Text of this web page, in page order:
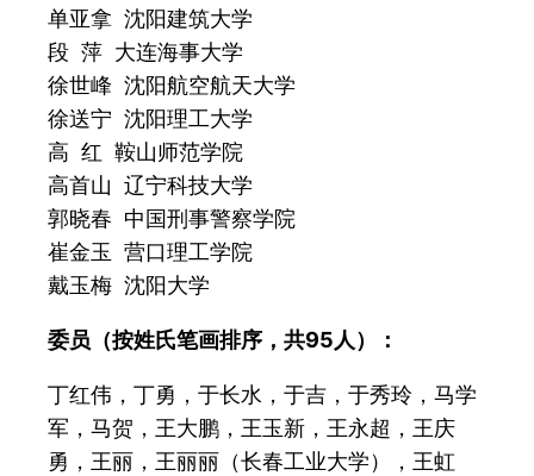
单亚拿 沈阳建筑大学
段 萍 大连海事大学
徐世峰 沈阳航空航天大学
徐送宁 沈阳理工大学
高 红 鞍山师范学院
高首山 辽宁科技大学
郭晓春 中国刑事警察学院
崔金玉 营口理工学院
戴玉梅 沈阳大学
委员（按姓氏笔画排序，共95人）：
丁红伟，丁勇，于长水，于吉，于秀玲，马学
军，马贺，王大鹏，王玉新，王永超，王庆
勇，王丽，王丽丽（长春工业大学），王虹